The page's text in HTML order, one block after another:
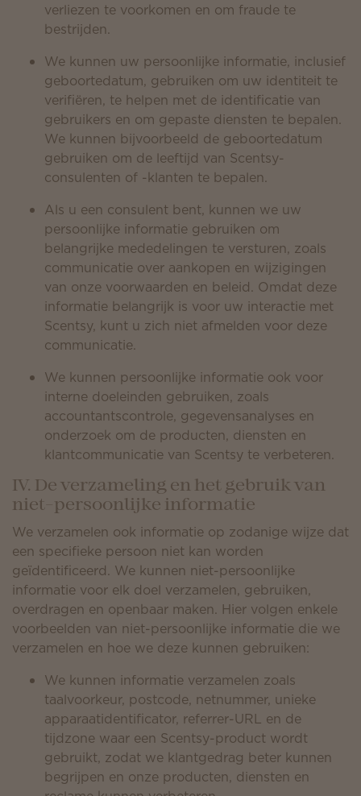
verliezen te voorkomen en om fraude te
bestrijden.
We kunnen uw persoonlijke informatie, inclusief
geboortedatum, gebruiken om uw identiteit te
verifiëren, te helpen met de identificatie van
gebruikers en om gepaste diensten te bepalen.
We kunnen bijvoorbeeld de geboortedatum
gebruiken om de leeftijd van Scentsy-
consulenten of -klanten te bepalen.
Als u een consulent bent, kunnen we uw
persoonlijke informatie gebruiken om
belangrijke mededelingen te versturen, zoals
communicatie over aankopen en wijzigingen
van onze voorwaarden en beleid. Omdat deze
informatie belangrijk is voor uw interactie met
Scentsy, kunt u zich niet afmelden voor deze
communicatie.
We kunnen persoonlijke informatie ook voor
interne doeleinden gebruiken, zoals
accountantscontrole, gegevensanalyses en
onderzoek om de producten, diensten en
klantcommunicatie van Scentsy te verbeteren.
IV. De verzameling en het gebruik van
niet-persoonlijke informatie
We verzamelen ook informatie op zodanige wijze dat
een specifieke persoon niet kan worden
geïdentificeerd. We kunnen niet-persoonlijke
informatie voor elk doel verzamelen, gebruiken,
overdragen en openbaar maken. Hier volgen enkele
voorbeelden van niet-persoonlijke informatie die we
verzamelen en hoe we deze kunnen gebruiken:
We kunnen informatie verzamelen zoals
taalvoorkeur, postcode, netnummer, unieke
apparaatidentificator, referrer-URL en de
tijdzone waar een Scentsy-product wordt
gebruikt, zodat we klantgedrag beter kunnen
begrijpen en onze producten, diensten en